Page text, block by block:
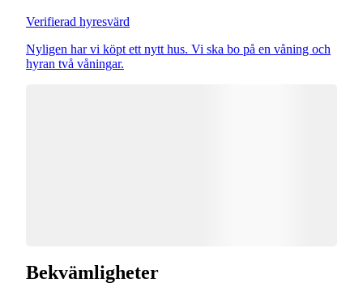
Verifierad hyresvärd
Nyligen har vi köpt ett nytt hus. Vi ska bo på en våning och
hyran två våningar.
Bekvämligheter